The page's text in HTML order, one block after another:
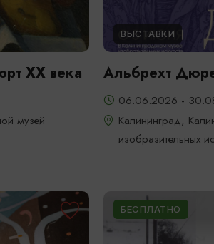
XX века
музей
ВЫСТАВКИ
Альбрехт
06.06.2026 -
Калининград,
изобразительных
БЕСПЛАТНО